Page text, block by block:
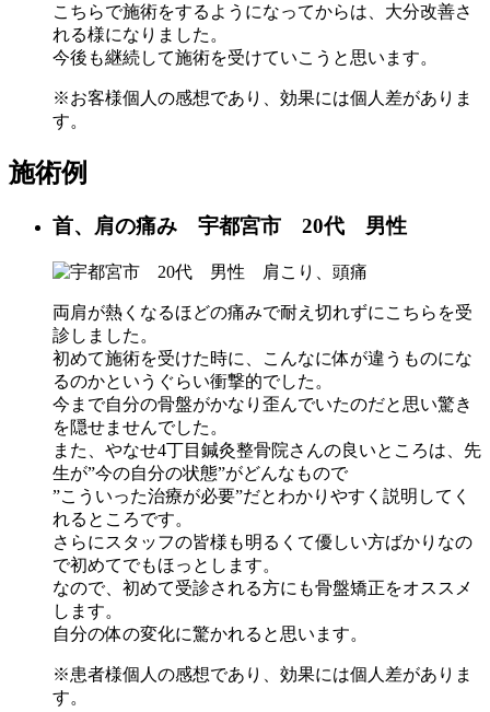
こちらで施術をするようになってからは、大分改善さ
れる様になりました。
今後も継続して施術を受けていこうと思います。
※お客様個人の感想であり、効果には個人差がありま
す。
施術例
首、肩の痛み 宇都宮市 20代 男性
両肩が熱くなるほどの痛みで耐え切れずにこちらを受
診しました。
初めて施術を受けた時に、こんなに体が違うものにな
るのかというぐらい衝撃的でした。
今まで自分の骨盤がかなり歪んでいたのだと思い驚き
を隠せませんでした。
また、やなせ4丁目鍼灸整骨院さんの良いところは、先
生が”今の自分の状態”がどんなもので
”こういった治療が必要”だとわかりやすく説明してく
れるところです。
さらにスタッフの皆様も明るくて優しい方ばかりなの
で初めてでもほっとします。
なので、初めて受診される方にも骨盤矯正をオススメ
します。
自分の体の変化に驚かれると思います。
※患者様個人の感想であり、効果には個人差がありま
す。